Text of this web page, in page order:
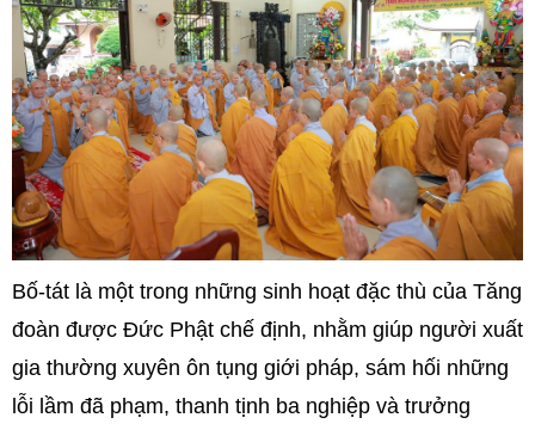
Bố-tát là một trong những sinh hoạt đặc thù của Tăng
đoàn được Đức Phật chế định, nhằm giúp người xuất
gia thường xuyên ôn tụng giới pháp, sám hối những
lỗi lầm đã phạm, thanh tịnh ba nghiệp và trưởng